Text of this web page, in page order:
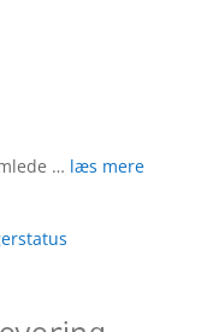
… læs mere